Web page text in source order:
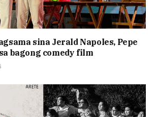
sina Jerald Napoles, Pepe
bagong comedy film